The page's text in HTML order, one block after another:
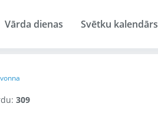
Vārda dienas Svētku kalendārs
309